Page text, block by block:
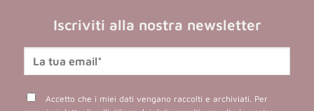
Iscriviti alla nostra newsletter
Accetto che i miei dati vengano raccolti e archiviati. Per